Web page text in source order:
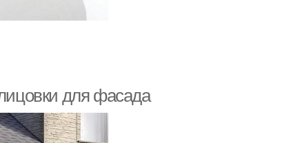
для фасада